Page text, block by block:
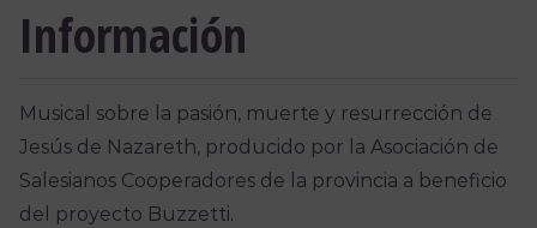
Información
Musical sobre la pasión, muerte y resurrección de
Jesús de Nazareth, producido por la Asociación de
Salesianos Cooperadores de la provincia a beneficio
del proyecto Buzzetti.